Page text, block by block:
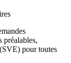
préalables,
pour toutes